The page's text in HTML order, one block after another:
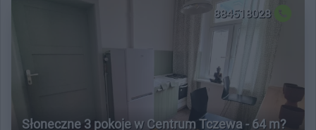
884518028
Słoneczne 3 pokoje w Centrum Tczewa - 64 m?